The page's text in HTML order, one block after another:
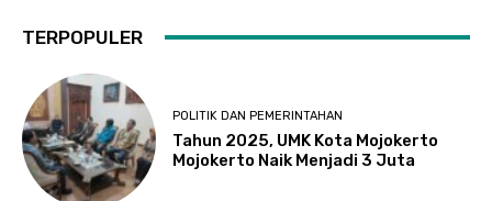
TERPOPULER
POLITIK DAN PEMERINTAHAN
Tahun 2025, UMK Kota Mojokerto
Mojokerto Naik Menjadi 3 Juta